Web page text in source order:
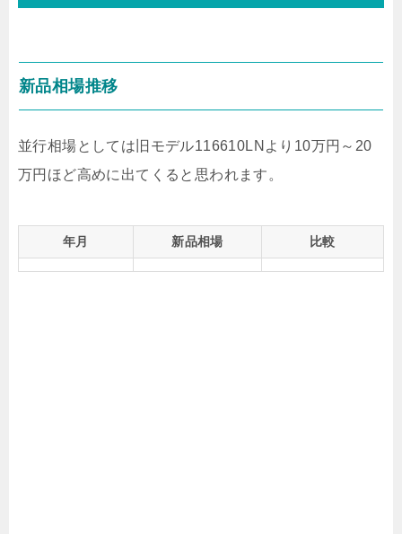
新品相場推移
並行相場としては旧モデル116610LNより10万円～20
万円ほど高めに出てくると思われます。
年月 新品相場 比較